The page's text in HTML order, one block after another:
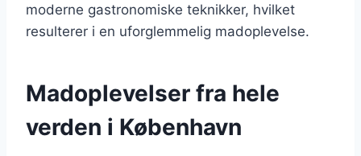
moderne gastronomiske teknikker, hvilket
resulterer i en uforglemmelig madoplevelse.
Madoplevelser fra hele
verden i København